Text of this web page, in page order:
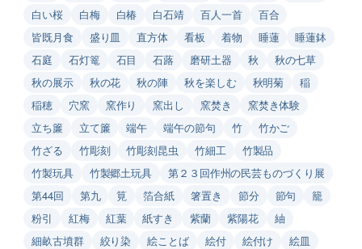
白い桜
白梅 白椿 白石靖 百人一首
百合
皆既月食
盛り皿 直方体 看板 着物 睡蓮
睡蓮鉢
石庭
石灯篭 石目 石蕗 磨研土器 秋
秋の七草
秋の展示
秋の花 秋の陣 秋を楽しむ 秋明菊
稲
稲穂
穴窯 窯作り 窯出し 窯焚き
窯焚き体験
立ち簾
立て簾 端午 端午の節句 竹
竹かご
竹ざる
竹彫刻 竹彫刻昆虫 竹細工
竹製品
竹製玩具
竹製郷土玩具
第２３回作州の民芸ものづくり展
第44回
第九 筧 箔合紙 箸置き 節分 節句
籠
粉引
紅梅 紅葉 紙すき 紫蘭 紫陽花
紬
細畝古墳群
絞り染 絵ことば 絵付 絵付け
絵皿